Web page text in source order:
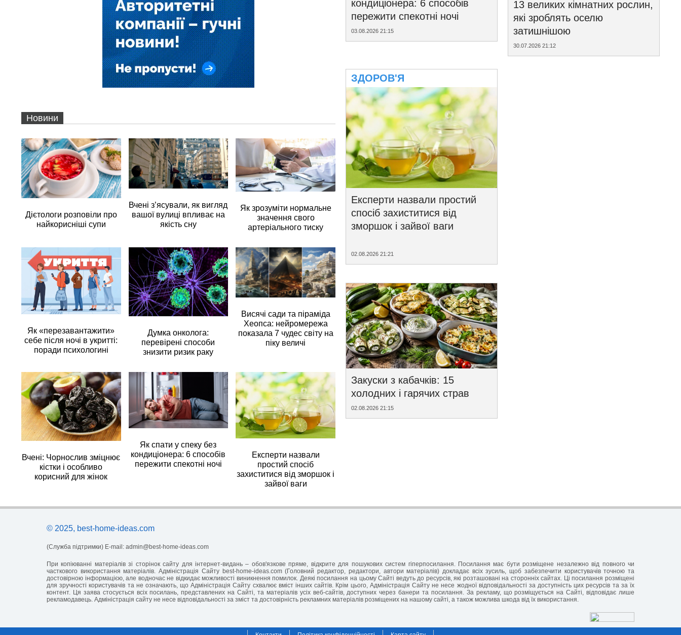
Новини
Дієтологи розповіли про
найкорисніші супи
Вчені з’ясували, як вигляд
вашої вулиці впливає на
якість сну
Як зрозуміти нормальне
значення свого
артеріального тиску
Як «перезавантажити»
себе після ночі в укритті:
поради психологині
Думка онколога:
перевірені способи
знизити ризик раку
Висячі сади та піраміда
Хеопса: нейромережа
показала 7 чудес світу на
піку величі
Вчені: Чорнослив зміцнює
кістки і особливо
корисний для жінок
Як спати у спеку без
кондиціонера: 6 способів
пережити спекотні ночі
Експерти назвали
простий спосіб
захиститися від зморшок і
зайвої ваги
кондиціонера: 6 способів
пережити спекотні ночі
03.08.2026 21:15
ЗДОРОВ'Я
Експерти назвали простий
спосіб захиститися від
зморшок і зайвої ваги
02.08.2026 21:21
Закуски з кабачків: 15
холодних і гарячих страв
02.08.2026 21:15
13 великих кімнатних рослин,
які зроблять оселю
затишнішою
30.07.2026 21:12
© 2025, best-home-ideas.com
(Служба підтримки) E-mail: admin@best-home-ideas.com
При копіюванні матеріалів зі сторінок сайту для інтернет-видань – обов'язкове пряме, відкрите для пошукових систем гіперпосилання. Посилання має бути розміщене незалежно від повного чи
часткового використання матеріалів. Адміністрація Сайту best-home-ideas.com (Головний редактор, редактори, автори матеріалів) докладає всіх зусиль, щоб забезпечити користувачів точною та
достовірною інформацією, але водночас не відкидає можливості виникнення помилок. Деякі посилання на цьому Сайті ведуть до ресурсів, які розташовані на сторонніх сайтах. Ці посилання розміщені
для зручності користувачів та не означають, що Адміністрація Сайту схвалює вміст інших сайтів. Крім цього, Адміністрація Сайту не несе жодної відповідальності за доступність цих ресурсів та за їх
контент. Ця заява стосується всіх посилань, представлених на Сайті, та матеріалів усіх веб-сайтів, доступних через банери та посилання. За рекламу, що розміщується на Сайті, відповідає лише
рекламодавець. Адміністрація сайту не несе відповідальності за зміст та достовірність рекламних матеріалів розміщених на нашому сайті, а також можлива шкода від їх використання.